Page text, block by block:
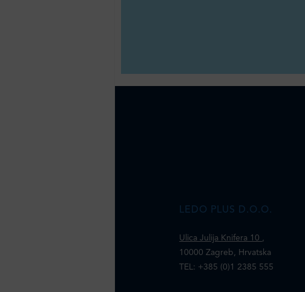
LEDO PLUS D.O.O.
Ulica Julija Knifera 10 ,
10000 Zagreb, Hrvatska
TEL: +385 (0)1 2385 555